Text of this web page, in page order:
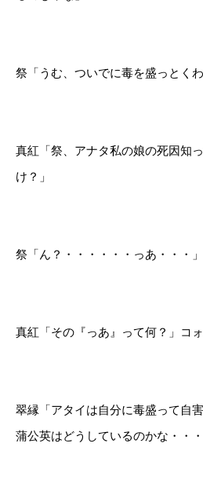
祭「うむ、ついでに毒を盛っとくわ
真紅「祭、アナタ私の娘の死因知
け？」
祭「ん？・・・・・・っあ・・・」
真紅「その『っあ』って何？」コ
翠縁「アタイは自分に毒盛って自
蒲公英はどうしているのかな・・・